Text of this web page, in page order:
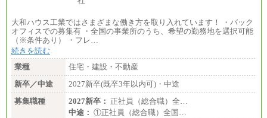
大和ハウス工業ではさまざまな働き方を取り入れています！ ・バック
オフィスでの募集有 ・全国の事業所のうち、希望の勤務地を選択可能
（※条件あり） ・フレ…
続きを読む
業種
住宅・建設・不動産
新卒／中途
2027新卒(既卒3年以内可)・中途
募集職種
2027新卒： 正社員（総合職）全…
中途： ①正社員（総合職）全国…